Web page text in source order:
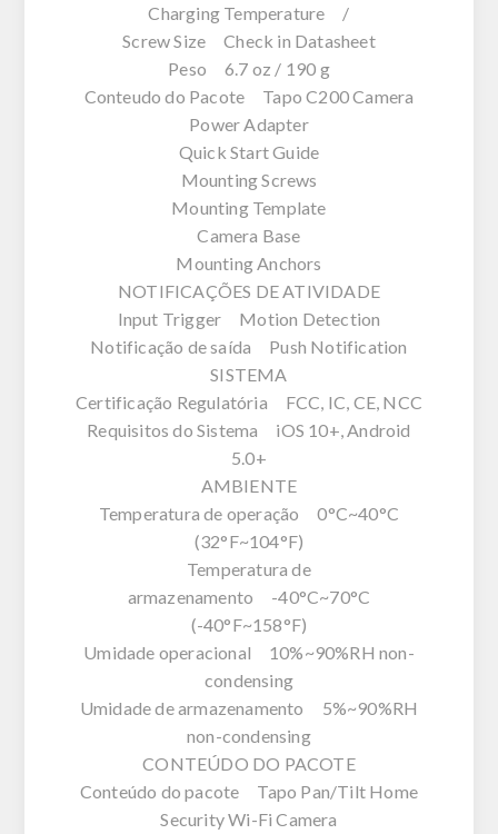
Charging Temperature /
Screw Size Check in Datasheet
Peso 6.7 oz / 190 g
Conteudo do Pacote Tapo C200 Camera
Power Adapter
Quick Start Guide
Mounting Screws
Mounting Template
Camera Base
Mounting Anchors
NOTIFICAÇÕES DE ATIVIDADE
Input Trigger Motion Detection
Notificação de saída Push Notification
SISTEMA
Certificação Regulatória FCC, IC, CE, NCC
Requisitos do Sistema iOS 10+, Android
5.0+
AMBIENTE
Temperatura de operação 0°C~40°C
(32°F~104°F)
Temperatura de
armazenamento -40°C~70°C
(-40°F~158°F)
Umidade operacional 10%~90%RH non-
condensing
Umidade de armazenamento 5%~90%RH
non-condensing
CONTEÚDO DO PACOTE
Conteúdo do pacote Tapo Pan/Tilt Home
Security Wi-Fi Camera